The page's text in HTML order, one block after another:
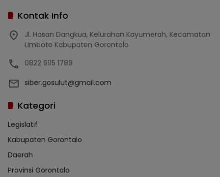
Kontak Info
Jl. Hasan Dangkua, Kelurahan Kayumerah, Kecamatan
Limboto Kabupaten Gorontalo
0822 9115 1789
siber.gosulut@gmail.com
Kategori
Legislatif
Kabupaten Gorontalo
Daerah
Provinsi Gorontalo